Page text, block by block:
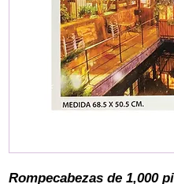
Rompecabezas de 1,000